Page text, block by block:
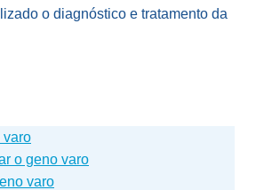
o diagnóstico e tratamento da
varo
o geno varo
varo